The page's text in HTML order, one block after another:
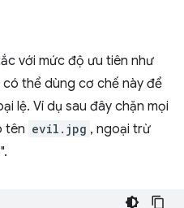
với mức độ ưu tiên như
có thể dùng cơ chế này để
lệ. Ví dụ sau đây chặn mọi
tên evil.jpg , ngoại trừ